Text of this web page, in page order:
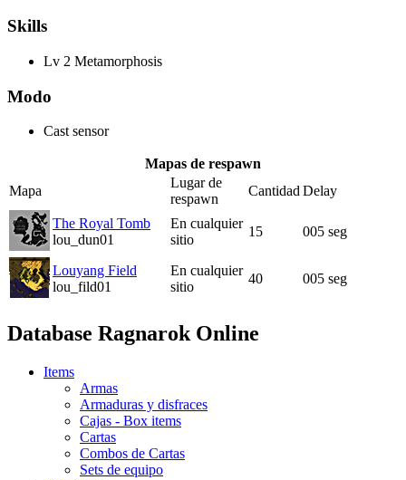
Skills
Lv 2 Metamorphosis
Modo
Cast sensor
Mapas de respawn
Mapa
Lugar de
respawn
Cantidad Delay
The Royal Tomb
lou_dun01
En cualquier
sitio
15 005 seg
Louyang Field
lou_fild01
En cualquier
sitio
40 005 seg
Database Ragnarok Online
Items
Armas
Armaduras y disfraces
Cajas - Box items
Cartas
Combos de Cartas
Sets de equipo